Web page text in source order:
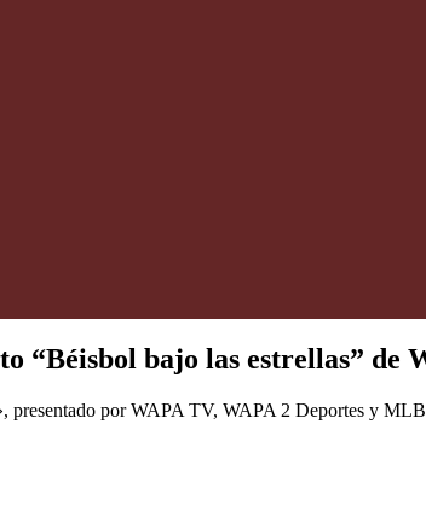
“Béisbol bajo las estrellas”
por WAPA TV, WAPA 2 Deportes y